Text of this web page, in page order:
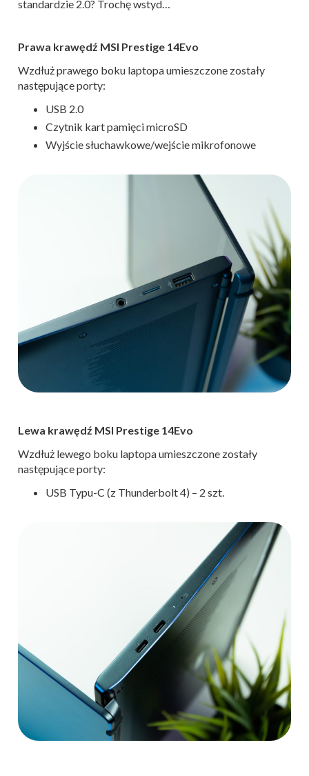
standardzie 2.0? Trochę wstyd…
Prawa krawędź MSI Prestige 14Evo
Wzdłuż prawego boku laptopa umieszczone zostały
następujące porty:
USB 2.0
Czytnik kart pamięci microSD
Wyjście słuchawkowe/wejście mikrofonowe
Lewa krawędź MSI Prestige 14Evo
Wzdłuż lewego boku laptopa umieszczone zostały
następujące porty:
USB Typu-C (z Thunderbolt 4) – 2 szt.